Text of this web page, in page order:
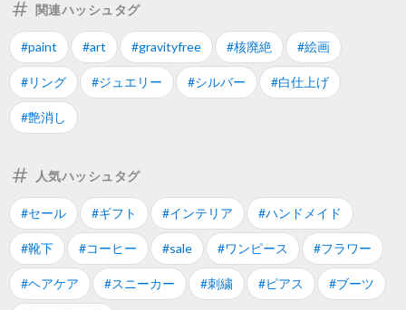
関連ハッシュタグ
#paint #art #gravityfree #核廃絶 #絵画
#リング #ジュエリー #シルバー #白仕上げ
#艶消し
人気ハッシュタグ
#セール #ギフト #インテリア #ハンドメイド
#靴下 #コーヒー #sale #ワンピース #フラワー
#ヘアケア #スニーカー #刺繍 #ピアス #ブーツ